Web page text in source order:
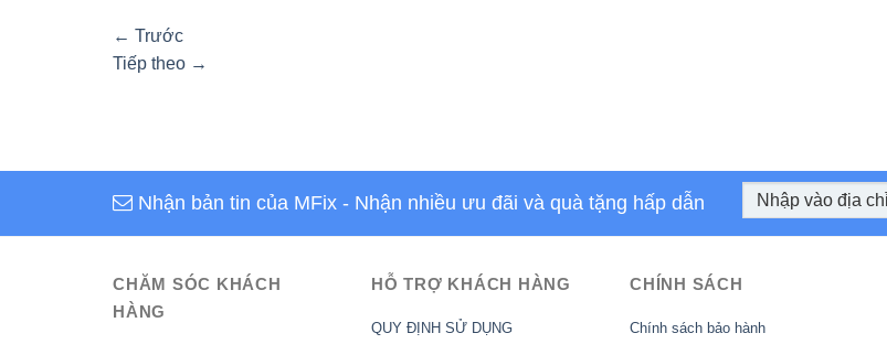
← Trước
Tiếp theo →
Nhận bản tin của MFix - Nhận nhiều ưu đãi và quà tặng hấp dẫn
CHĂM SÓC KHÁCH
HÀNG
HỖ TRỢ KHÁCH HÀNG
QUY ĐỊNH SỬ DỤNG
CHÍNH SÁCH
Chính sách bảo hành